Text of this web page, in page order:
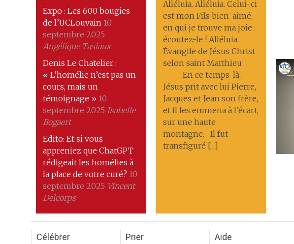
Expo : Les 600 bougies
de l’UCLouvain 10
septembre 2025
Angélique Tasiaux
Denis Le Chatelier :
« L’homélie n’est pas un
cours, mais un
témoignage » 10
septembre 2025 Isabelle
Bogaert
Edito: Et si vous
appreniez que ChatGPT
rédigeait les homélies à
la place de votre curé? 10
septembre 2025 Vincent
Delcorps
Alléluia. Alléluia. Celui-ci
est mon Fils bien-aimé,
en qui je trouve ma joie :
écoutez-le ! Alléluia.
Évangile de Jésus Christ
selon saint Matthieu
En ce temps-là,
Jésus prit avec lui Pierre,
Jacques et Jean son frère,
et il les emmena à l’écart,
sur une haute
montagne. Il fut
transfiguré […]
Célébrer Prier Aide